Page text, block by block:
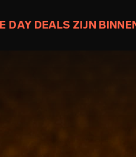
DAY DEALS ZIJN